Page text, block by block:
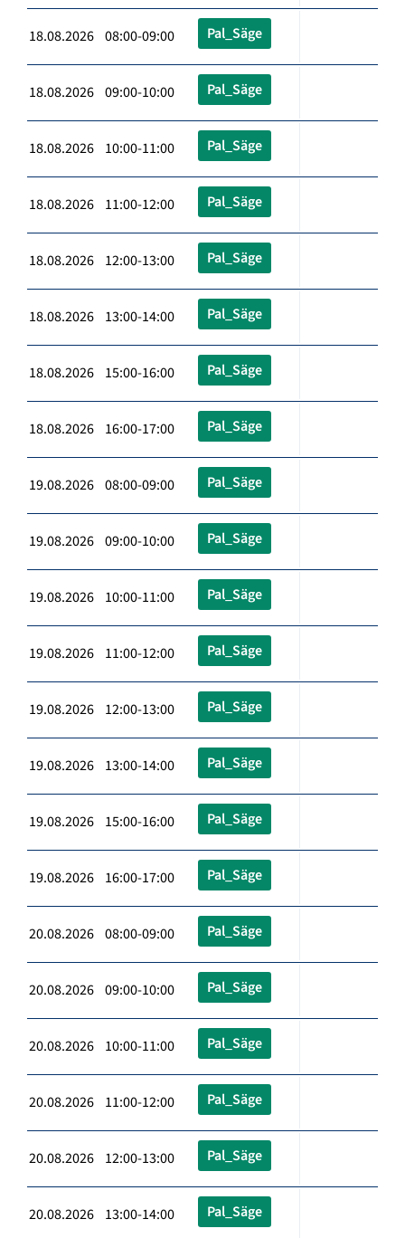
18.08.2026 08:00-09:00 Pal_Säge
18.08.2026 09:00-10:00 Pal_Säge
18.08.2026 10:00-11:00 Pal_Säge
18.08.2026 11:00-12:00 Pal_Säge
18.08.2026 12:00-13:00 Pal_Säge
18.08.2026 13:00-14:00 Pal_Säge
18.08.2026 15:00-16:00 Pal_Säge
18.08.2026 16:00-17:00 Pal_Säge
19.08.2026 08:00-09:00 Pal_Säge
19.08.2026 09:00-10:00 Pal_Säge
19.08.2026 10:00-11:00 Pal_Säge
19.08.2026 11:00-12:00 Pal_Säge
19.08.2026 12:00-13:00 Pal_Säge
19.08.2026 13:00-14:00 Pal_Säge
19.08.2026 15:00-16:00 Pal_Säge
19.08.2026 16:00-17:00 Pal_Säge
20.08.2026 08:00-09:00 Pal_Säge
20.08.2026 09:00-10:00 Pal_Säge
20.08.2026 10:00-11:00 Pal_Säge
20.08.2026 11:00-12:00 Pal_Säge
20.08.2026 12:00-13:00 Pal_Säge
20.08.2026 13:00-14:00 Pal_Säge